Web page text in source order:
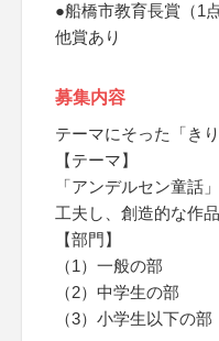
●船橋市教育長賞（1点
他賞あり
募集内容
テーマにそった「きり
【テーマ】
「アンデルセン童話
工夫し、創造的な作品
【部門】
（1）一般の部
（2）中学生の部
（3）小学生以下の部